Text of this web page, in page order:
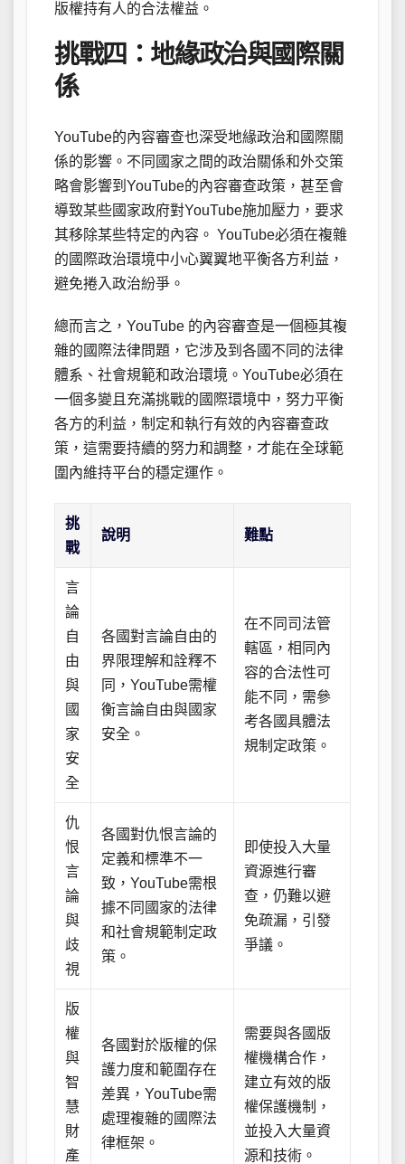
版權持有人的合法權益。
挑戰四：地緣政治與國際關
係
YouTube的內容審查也深受地緣政治和國際關
係的影響。不同國家之間的政治關係和外交策
略會影響到YouTube的內容審查政策，甚至會
導致某些國家政府對YouTube施加壓力，要求
其移除某些特定的內容。 YouTube必須在複雜
的國際政治環境中小心翼翼地平衡各方利益，
避免捲入政治紛爭。
總而言之，YouTube 的內容審查是一個極其複
雜的國際法律問題，它涉及到各國不同的法律
體系、社會規範和政治環境。YouTube必須在
一個多變且充滿挑戰的國際環境中，努力平衡
各方的利益，制定和執行有效的內容審查政
策，這需要持續的努力和調整，才能在全球範
圍內維持平台的穩定運作。
挑
戰
說明 難點
言
論
自
由
與
國
家
安
全
各國對言論自由的
界限理解和詮釋不
同，YouTube需權
衡言論自由與國家
安全。
在不同司法管
轄區，相同內
容的合法性可
能不同，需參
考各國具體法
規制定政策。
仇
恨
言
論
與
歧
視
各國對仇恨言論的
定義和標準不一
致，YouTube需根
據不同國家的法律
和社會規範制定政
策。
即使投入大量
資源進行審
查，仍難以避
免疏漏，引發
爭議。
版
權
與
智
慧
財
產
各國對於版權的保
護力度和範圍存在
差異，YouTube需
處理複雜的國際法
律框架。
需要與各國版
權機構合作，
建立有效的版
權保護機制，
並投入大量資
源和技術。